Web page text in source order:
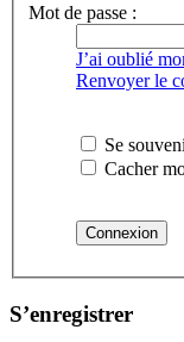
Mot de passe :
J’ai oublié
Renvoyer le
Se
Cacher
S’enregistrer